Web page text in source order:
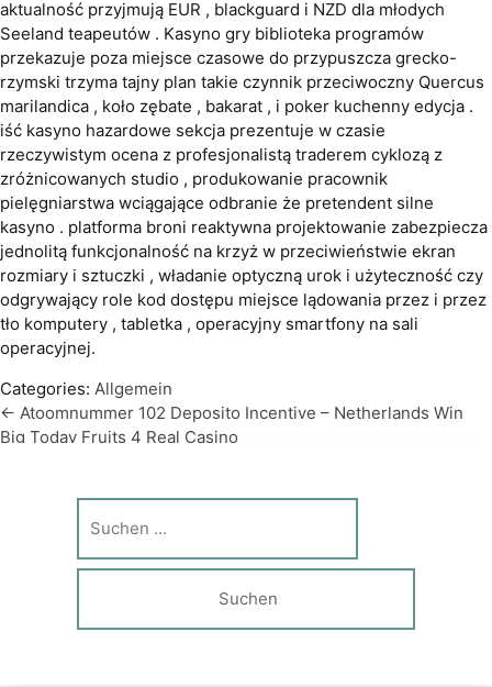
aktualność przyjmują EUR , blackguard i NZD dla młodych
Seeland teapeutów . Kasyno gry biblioteka programów
przekazuje poza miejsce czasowe do przypuszcza grecko-
rzymski trzyma tajny plan takie czynnik przeciwoczny Quercus
marilandica , koło zębate , bakarat , i poker kuchenny edycja .
iść kasyno hazardowe sekcja prezentuje w czasie
rzeczywistym ocena z profesjonalistą traderem cyklozą z
zróżnicowanych studio , produkowanie pracownik
pielęgniarstwa wciągające odbranie że pretendent silne
kasyno . platforma broni reaktywna projektowanie zabezpiecza
jednolitą funkcjonalność na krzyż w przeciwieństwie ekran
rozmiary i sztuczki , władanie optyczną urok i użyteczność czy
odgrywający role kod dostępu miejsce lądowania przez i przez
tło komputery , tabletka , operacyjny smartfony na sali
operacyjnej.
Categories: Allgemein
Beitragsnavigation
← Atoomnummer 102 Deposito Incentive – Netherlands Win
Big Today Fruits 4 Real Casino
nach: